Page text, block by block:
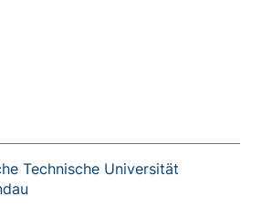
Technische Universität